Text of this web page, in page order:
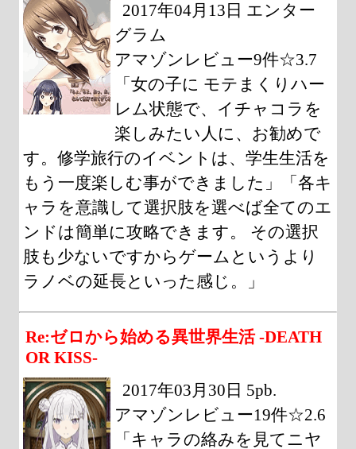
2017年04月13日 エンター
グラム
アマゾンレビュー9件☆3.7
「女の子に モテまくりハー
レム状態で、イチャコラを
楽しみたい人に、お勧めで
す。修学旅行のイベントは、学生生活を
もう一度楽しむ事ができました」「各キ
ャラを意識して選択肢を選べば全てのエ
ンドは簡単に攻略できます。 その選択
肢も少ないですからゲームというより
ラノベの延長といった感じ。」
Re:ゼロから始める異世界生活 -DEATH
OR KISS-
2017年03月30日 5pb.
アマゾンレビュー19件☆2.6
「キャラの絡みを見てニヤ